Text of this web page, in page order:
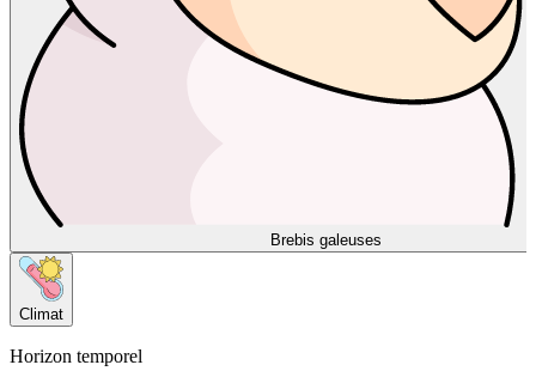
Brebis galeuses
Climat
Horizon temporel